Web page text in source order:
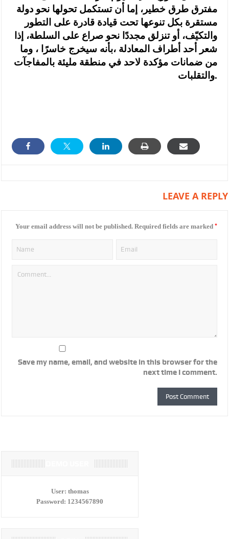
مفترق طرق خطير، إما أن تستكمل تحولها نحو دولة
مستقرة بكل تنوعها تحت قيادة قادرة على التطور
والتكيّف، أو تنزلق مجددًا نحو صراع على السلطة، إذا
شعر أحد أطراف المعادلة ،بأنه سيخرج خاسرًا ، وما
من ضمانات مؤكدة لاحد في منطقة مليئة بالمفاجآت
والتقلبات.
LEAVE A REPLY
Your email address will not be published. Required fields are marked *
Save my name, email, and website in this browser for the
next time I comment.
User: thomas
Password: 1234567890